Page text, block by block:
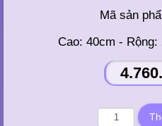
Mã sản
Cao: 40cm -